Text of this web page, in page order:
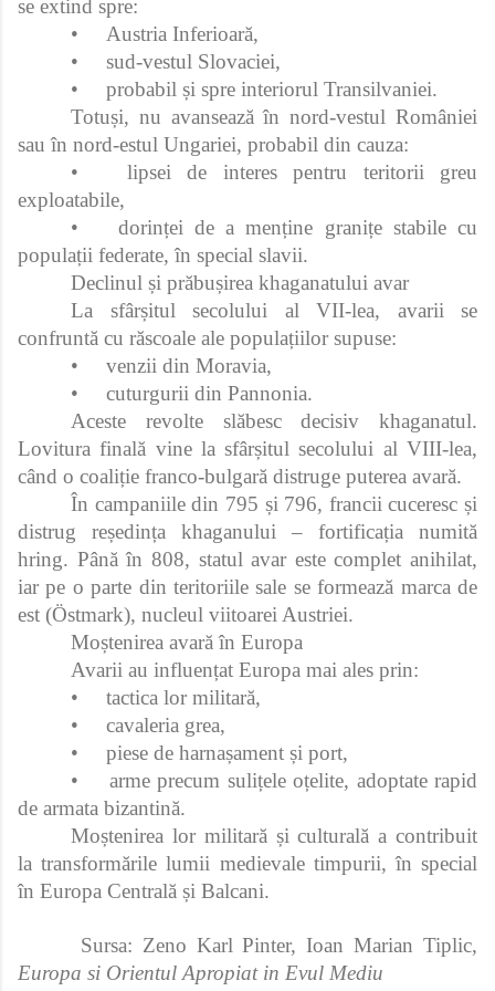
se extind spre:
•
Austria Inferioară,
•
sud‑vestul Slovaciei,
•
probabil și spre interiorul Transilvaniei.
Totuși, nu avansează în nord‑vestul României
sau în nord‑estul Ungariei, probabil din cauza:
•
lipsei de interes pentru teritorii greu
exploatabile,
•
dorinței de a menține granițe stabile cu
populații federate, în special slavii.
Declinul și prăbușirea khaganatului avar
La sfârșitul secolului al VII‑lea, avarii se
confruntă cu răscoale ale populațiilor supuse:
•
venzii din Moravia,
•
cuturgurii din Pannonia.
Aceste revolte slăbesc decisiv khaganatul.
Lovitura finală vine la sfârșitul secolului al VIII‑lea,
când o coaliție franco‑bulgară distruge puterea avară.
În campaniile din 795 și 796, francii cuceresc și
distrug reședința khaganului – fortificația numită
hring. Până în 808, statul avar este complet anihilat,
iar pe o parte din teritoriile sale se formează marca de
est (Östmark), nucleul viitoarei Austriei.
Moștenirea avară în Europa
Avarii au influențat Europa mai ales prin:
•
tactica lor militară,
•
cavaleria grea,
•
piese de harnașament și port,
•
arme precum sulițele oțelite, adoptate rapid
de armata bizantină.
Moștenirea lor militară și culturală a contribuit
la transformările lumii medievale timpurii, în special
în Europa Centrală și Balcani.
Sursa: Zeno Karl Pinter, Ioan Marian Tiplic,
Europa si Orientul Apropiat in Evul Mediu